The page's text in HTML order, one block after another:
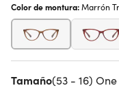
Color de montura:Marrón
Tamaño(53 - 16)